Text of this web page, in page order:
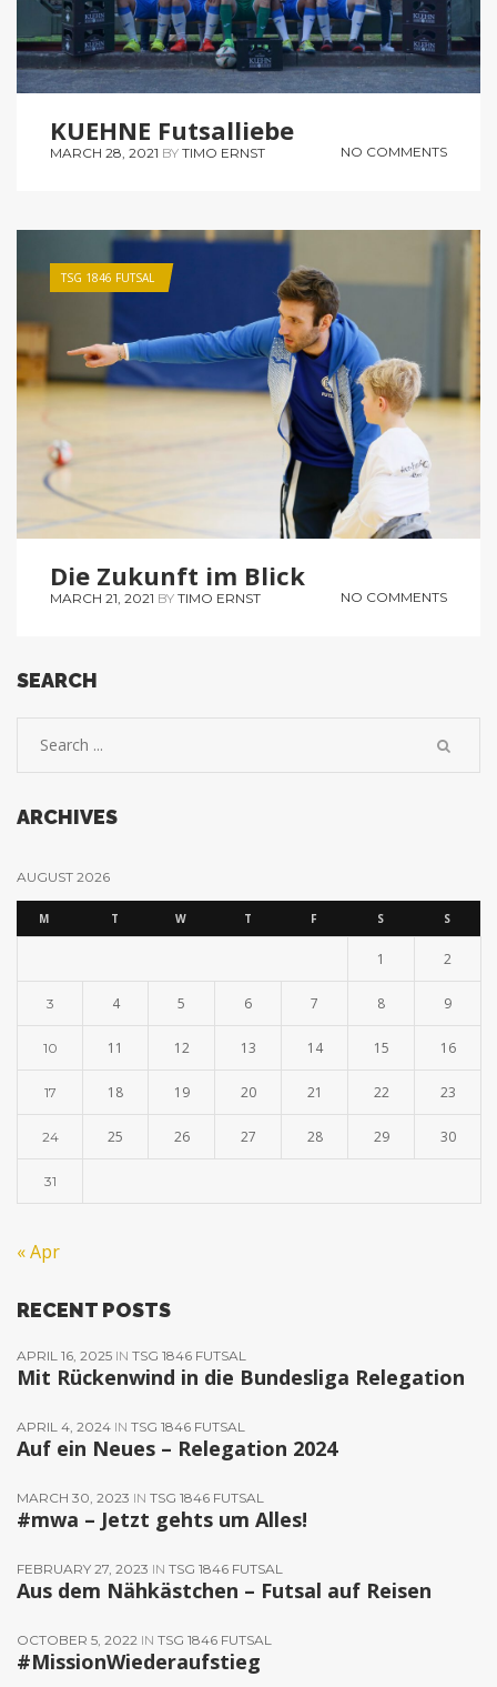
KUEHNE Futsalliebe
MARCH 28, 2021 BY TIMO ERNST NO COMMENTS
TSG 1846 FUTSAL
Die Zukunft im Blick
MARCH 21, 2021 BY TIMO ERNST NO COMMENTS
SEARCH
ARCHIVES
AUGUST 2026
M T W T F S S
1 2
3 4 5 6 7 8 9
10 11 12 13 14 15 16
17 18 19 20 21 22 23
24 25 26 27 28 29 30
31
« Apr
RECENT POSTS
APRIL 16, 2025 IN TSG 1846 FUTSAL
Mit Rückenwind in die Bundesliga Relegation
APRIL 4, 2024 IN TSG 1846 FUTSAL
Auf ein Neues – Relegation 2024
MARCH 30, 2023 IN TSG 1846 FUTSAL
#mwa – Jetzt gehts um Alles!
FEBRUARY 27, 2023 IN TSG 1846 FUTSAL
Aus dem Nähkästchen – Futsal auf Reisen
OCTOBER 5, 2022 IN TSG 1846 FUTSAL
#MissionWiederaufstieg